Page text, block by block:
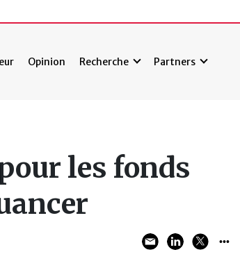
Opinion Recherche Partners
les fonds